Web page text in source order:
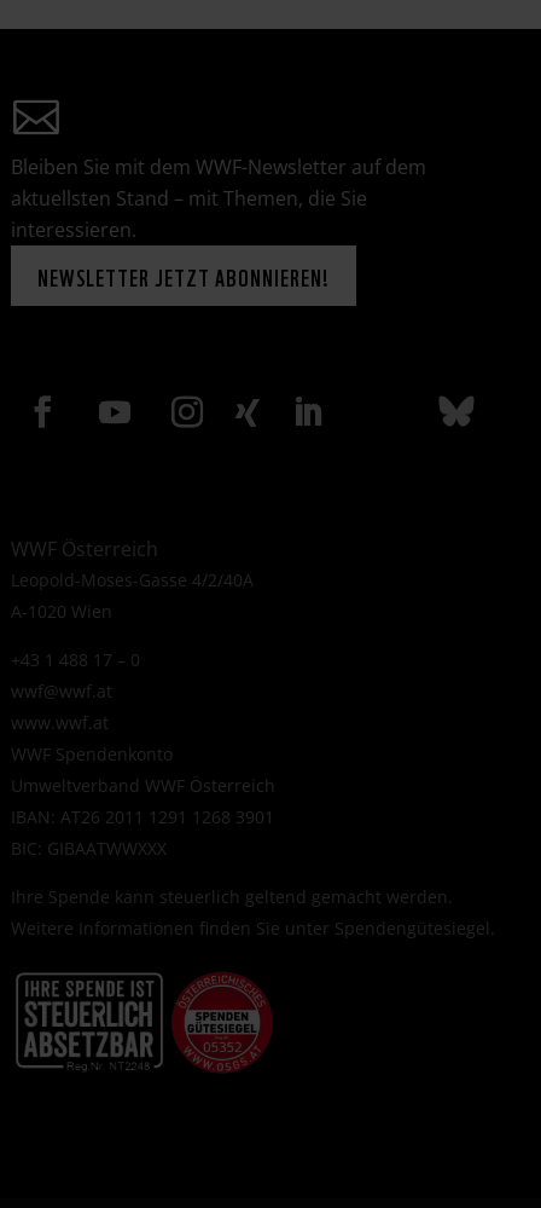
Bleiben Sie mit dem WWF-Newsletter auf dem
aktuellsten Stand – mit Themen, die Sie
interessieren.
NEWSLETTER JETZT ABONNIEREN!
WWF Österreich
Leopold-Moses-Gasse 4/2/40A
A-1020 Wien
+43 1 488 17 – 0
wwf@wwf.at
www.wwf.at
WWF Spendenkonto
Umweltverband WWF Österreich
IBAN: AT26 2011 1291 1268 3901
BIC: GIBAATWWXXX
Ihre Spende kann steuerlich geltend gemacht werden.
Weitere Informationen finden Sie unter Spendengütesiegel